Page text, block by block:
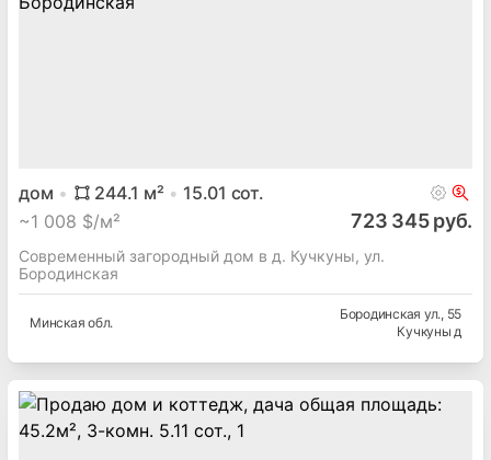
дом 244.1 м² 15.01 сот.
~1 008 $/м² 723 345 руб.
Современный загородный дом в д. Кучкуны, ул.
Бородинская
Минская обл.
Бородинская ул., 55
Кучкуны д